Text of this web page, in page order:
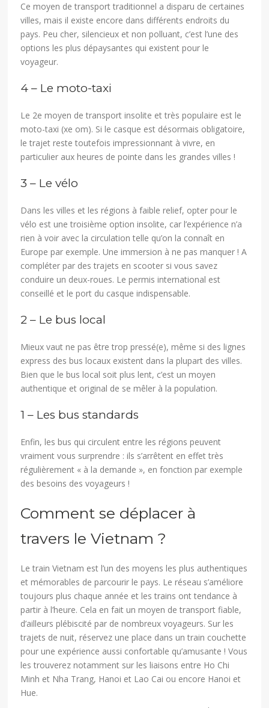
Ce moyen de transport traditionnel a disparu de certaines
villes, mais il existe encore dans différents endroits du
pays. Peu cher, silencieux et non polluant, c’est l’une des
options les plus dépaysantes qui existent pour le
voyageur.
4 – Le moto-taxi
Le 2e moyen de transport insolite et très populaire est le
moto-taxi (xe om). Si le casque est désormais obligatoire,
le trajet reste toutefois impressionnant à vivre, en
particulier aux heures de pointe dans les grandes villes !
3 – Le vélo
Dans les villes et les régions à faible relief, opter pour le
vélo est une troisième option insolite, car l’expérience n’a
rien à voir avec la circulation telle qu’on la connaît en
Europe par exemple. Une immersion à ne pas manquer ! A
compléter par des trajets en scooter si vous savez
conduire un deux-roues. Le permis international est
conseillé et le port du casque indispensable.
2 – Le bus local
Mieux vaut ne pas être trop pressé(e), même si des lignes
express des bus locaux existent dans la plupart des villes.
Bien que le bus local soit plus lent, c’est un moyen
authentique et original de se mêler à la population.
1 – Les bus standards
Enfin, les bus qui circulent entre les régions peuvent
vraiment vous surprendre : ils s’arrêtent en effet très
régulièrement « à la demande », en fonction par exemple
des besoins des voyageurs !
Comment se déplacer à
travers le Vietnam ?
Le train Vietnam est l’un des moyens les plus authentiques
et mémorables de parcourir le pays. Le réseau s’améliore
toujours plus chaque année et les trains ont tendance à
partir à l’heure. Cela en fait un moyen de transport fiable,
d’ailleurs plébiscité par de nombreux voyageurs. Sur les
trajets de nuit, réservez une place dans un train couchette
pour une expérience aussi confortable qu’amusante ! Vous
les trouverez notamment sur les liaisons entre Ho Chi
Minh et Nha Trang, Hanoi et Lao Cai ou encore Hanoi et
Hue.